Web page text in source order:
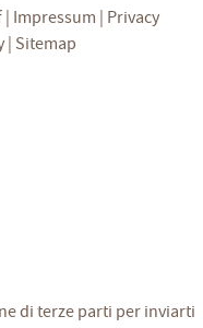
Impressum Privacy
Sitemap
di terze parti per inviarti